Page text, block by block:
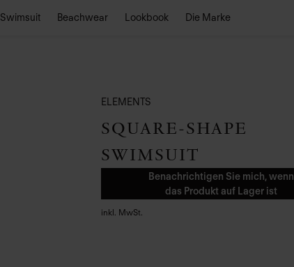
Swimsuit Beachwear Lookbook Die Marke
ELEMENTS
SQUARE-SHAPE
SWIMSUIT
Benachrichtigen Sie mich, wenn
das Produkt auf Lager ist
inkl. MwSt.